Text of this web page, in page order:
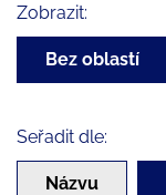
Zobrazit:
Bez oblastí
Seřadit dle:
Názvu